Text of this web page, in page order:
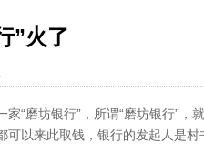
”火了
磨坊银行”，所谓“磨坊银行”，
可以来此取钱，银行的发起人是